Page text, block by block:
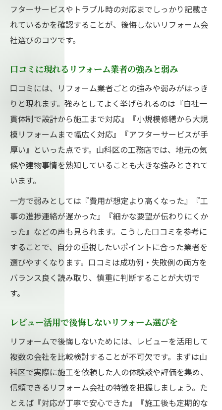
フターサービスやトラブル時の対応までしっかり記載さ
れているかを確認することが、後悔しないリフォーム会
社選びのコツです。
口コミに現れるリフォーム業者の強みと弱み
口コミには、リフォーム業者ごとの強みや弱みがはっき
りと現れます。強みとしてよく挙げられるのは『自社一
貫体制で設計から施工まで対応』『小規模修繕から大規
模リフォームまで幅広く対応』『アフターサービスが手
厚い』といった点です。山科区の工務店では、地元の気
候や建物事情を熟知していることも大きな強みとされて
います。
一方で弱みとしては『費用が想定より高くなった』『工
事の進捗連絡が遅かった』『細かな要望が伝わりにくか
った』などの声も見られます。こうした口コミを参考に
することで、自分の重視したいポイントに合った業者を
選びやすくなります。口コミは成功例・失敗例の両方を
バランス良く読み取り、慎重に判断することが大切で
す。
レビュー活用で後悔しないリフォーム選びを
リフォームで後悔しないためには、レビューを活用して
複数の会社を比較検討することが不可欠です。まずは山
科区で実際に施工を依頼した人の体験談や評価を集め、
信頼できるリフォーム会社の特徴を把握しましょう。た
とえば『対応が丁寧で安心できた』『施工後も定期的な